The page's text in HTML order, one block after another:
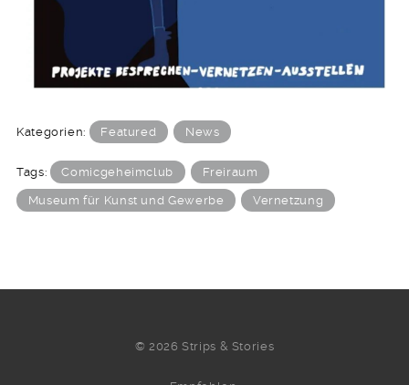
Kategorien: Featured News
Tags: Comicgeheimclub Freiraum
Museum für Kunst und Gewerbe Vernetzung
© 2026 Strips & Stories